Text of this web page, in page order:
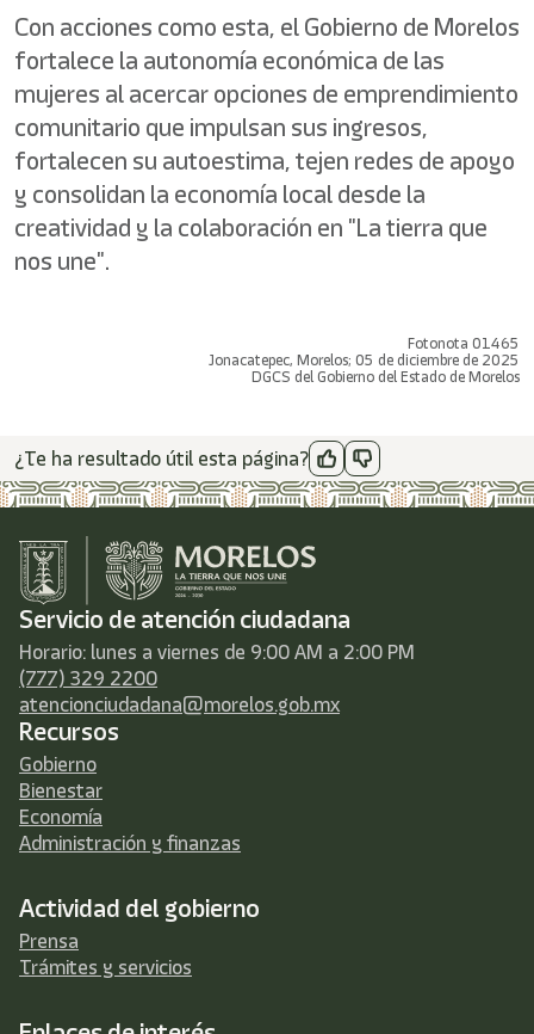
Con acciones como esta, el Gobierno de Morelos
fortalece la autonomía económica de las
mujeres al acercar opciones de emprendimiento
comunitario que impulsan sus ingresos,
fortalecen su autoestima, tejen redes de apoyo
y consolidan la economía local desde la
creatividad y la colaboración en "La tierra que
nos une".
Fotonota 01465
Jonacatepec, Morelos; 05 de diciembre de 2025
DGCS del Gobierno del Estado de Morelos
¿Te ha resultado útil esta página?
Servicio de atención ciudadana
Horario: lunes a viernes de 9:00 AM a 2:00 PM
(777) 329 2200
atencionciudadana@morelos.gob.mx
Recursos
Gobierno
Bienestar
Economía
Administración y finanzas
Actividad del gobierno
Prensa
Trámites y servicios